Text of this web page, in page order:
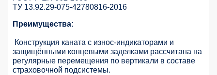
ТУ 13.92.29-075-42780816-2016
Преимущества:
Конструкция каната с износ-индикаторами и
защищёнными концевыми заделками рассчитана на
регулярные перемещения по вертикали в составе
страховочной подсистемы.